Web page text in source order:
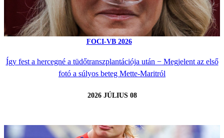
FOCI-VB 2026
Így fest a hercegné a tüdőtranszplantációja után − Megjelent az első
fotó a súlyos beteg Mette-Maritról
2026 JÚLIUS 08